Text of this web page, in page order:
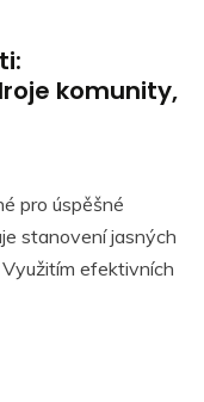
komunity,
pro úspěšné
stanovení jasných
efektivních